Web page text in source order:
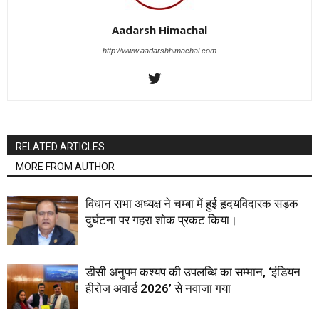
Aadarsh Himachal
http://www.aadarshhimachal.com
RELATED ARTICLES
MORE FROM AUTHOR
विधान सभा अध्यक्ष ने चम्बा में हुई हृदयविदारक सड़क
दुर्घटना पर गहरा शोक प्रकट किया।
डीसी अनुपम कश्यप की उपलब्धि का सम्मान, ‘इंडियन
हीरोज अवार्ड 2026’ से नवाजा गया